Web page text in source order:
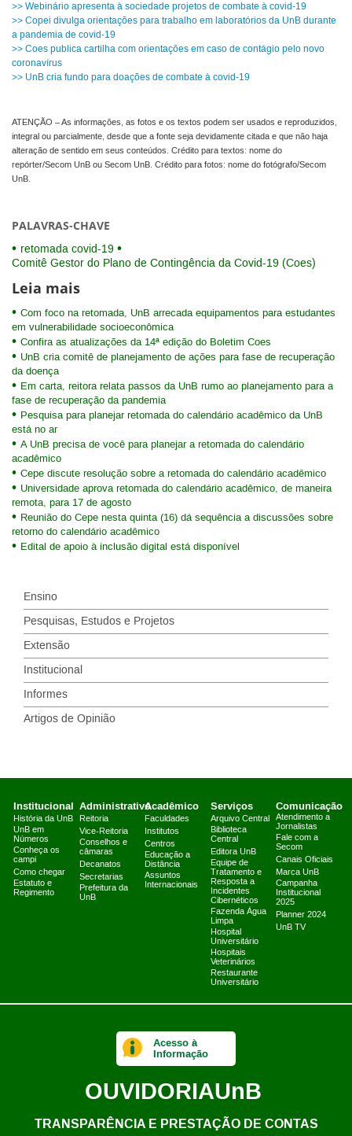
>> Webinário apresenta à sociedade projetos de combate à covid-19
>> Copei divulga orientações para trabalho em laboratórios da UnB durante
a pandemia de covid-19
>> Coes publica cartilha com orientações em caso de contágio pelo novo
coronavírus
>> UnB cria fundo para doações de combate à covid-19
ATENÇÃO – As informações, as fotos e os textos podem ser usados e reproduzidos,
integral ou parcialmente, desde que a fonte seja devidamente citada e que não haja
alteração de sentido em seus conteúdos. Crédito para textos: nome do
repórter/Secom UnB ou Secom UnB. Crédito para fotos: nome do fotógrafo/Secom
UnB.
PALAVRAS-CHAVE
retomada covid-19
Comitê Gestor do Plano de Contingência da Covid-19 (Coes)
Leia mais
Com foco na retomada, UnB arrecada equipamentos para estudantes
em vulnerabilidade socioeconômica
Confira as atualizações da 14ª edição do Boletim Coes
UnB cria comitê de planejamento de ações para fase de recuperação
da doença
Em carta, reitora relata passos da UnB rumo ao planejamento para a
fase de recuperação da pandemia
Pesquisa para planejar retomada do calendário acadêmico da UnB
está no ar
A UnB precisa de você para planejar a retomada do calendário
acadêmico
Cepe discute resolução sobre a retomada do calendário acadêmico
Universidade aprova retomada do calendário acadêmico, de maneira
remota, para 17 de agosto
Reunião do Cepe nesta quinta (16) dá sequência a discussões sobre
retorno do calendário acadêmico
Edital de apoio à inclusão digital está disponível
Ensino
Pesquisas, Estudos e Projetos
Extensão
Institucional
Informes
Artigos de Opinião
Institucional
História da UnB
UnB em
Números
Conheça os
campi
Como chegar
Estatuto e
Regimento
Administrativo
Reitoria
Vice-Reitoria
Conselhos e
câmaras
Decanatos
Secretarias
Prefeitura da
UnB
Acadêmico
Faculdades
Institutos
Centros
Educação a
Distância
Assuntos
Internacionais
Serviços
Arquivo Central
Biblioteca
Central
Editora UnB
Equipe de
Tratamento e
Resposta a
Incidentes
Cibernéticos
Fazenda Água
Limpa
Hospital
Universitário
Hospitais
Veterinários
Restaurante
Universitário
Comunicação
Atendimento a
Jornalistas
Fale com a
Secom
Canais Oficiais
Marca UnB
Campanha
Institucional
2025
Planner 2024
UnB TV
Acesso à
Informação
OUVIDORIAUnB
TRANSPARÊNCIA E PRESTAÇÃO DE CONTAS